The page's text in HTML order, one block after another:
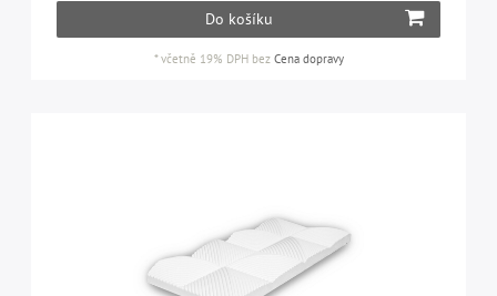
Do košíku
*včetně 19% DPHbez Cena dopravy